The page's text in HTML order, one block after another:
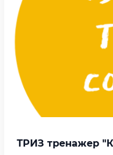
ТРИЗ тренажер